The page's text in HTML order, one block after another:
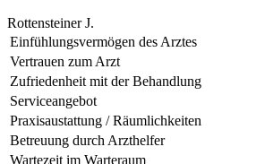
Rottensteiner J.
Einfühlungsvermögen des Arztes
Vertrauen zum Arzt
Zufriedenheit mit der Behandlung
Serviceangebot
Praxisaustattung / Räumlichkeiten
Betreuung durch Arzthelfer
Wartezeit im Warteraum